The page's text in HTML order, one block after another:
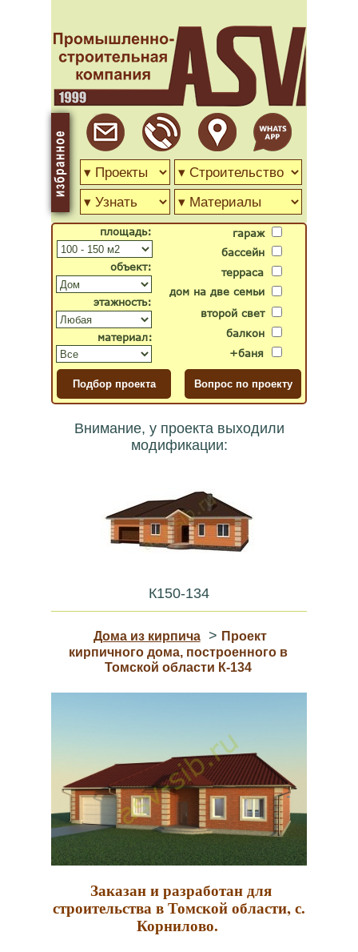
гараж
бассейн
второй свет
дом на две семьи
терраса
балкон
+баня
объект:
материал:
площадь:
этажность:
Внимание, у проекта выходили
модификации:
К150-134
Дома из кирпича > Проект
кирпичного дома, построенного в
Томской области К-134
Заказан и разработан для
строительства в Томской области, с.
Корнилово.